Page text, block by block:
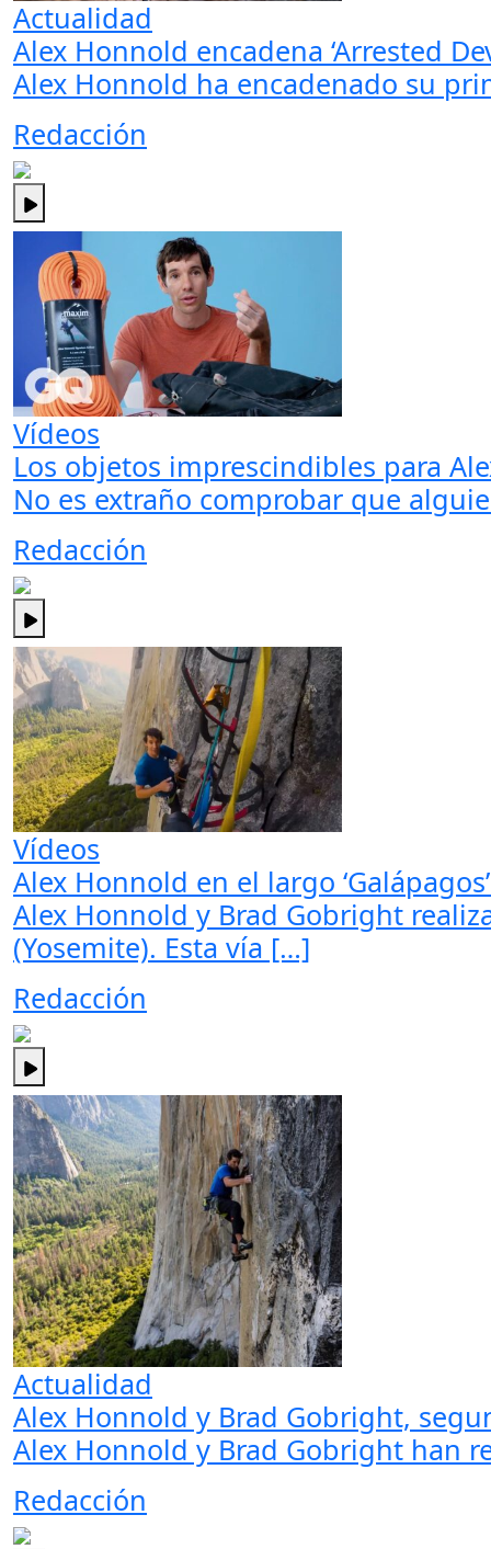
Actualidad
Alex Honnold encadena ‘Arrested
Alex Honnold ha encadenado su
Redacción
Vídeos
Los objetos imprescindibles para
No es extraño comprobar que
Redacción
Vídeos
Alex Honnold en el largo
Alex Honnold y Brad Gobright
(Yosemite). Esta vía […]
Redacción
Actualidad
Alex Honnold y Brad Gobright,
Alex Honnold y Brad Gobright han
Redacción